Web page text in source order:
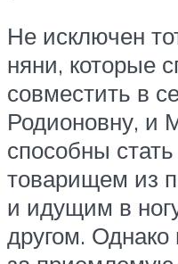
Не исключен
няни, которые
совместить в
Родионовну, и
способны
товарищем из
и идущим в
другом.